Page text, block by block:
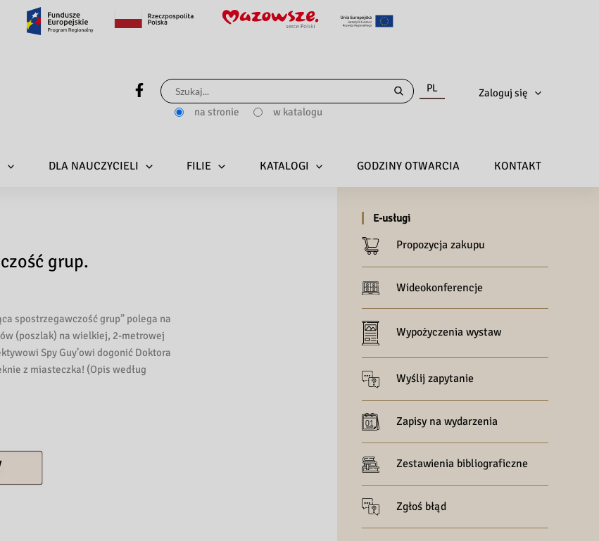
Szukaj
dla:
na stronie w katalogu
PL Zaloguj się
DLA NAUCZYCIELI FILIE KATALOGI GODZINY OTWARCIA KONTAKT
grup.
spostrzegawczość grup” polega na
(poszlak) na wielkiej, 2-metrowej
Spy Guy’owi dogonić Doktora
z miasteczka! (Opis według
E-usługi
Propozycja zakupu
Wideokonferencje
Wypożyczenia wystaw
Wyślij zapytanie
Zapisy na wydarzenia
Zestawienia bibliograficzne
Zgłoś błąd